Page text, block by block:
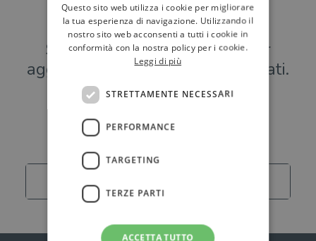
Hai una libreria?
Scrivici a
per
aggiungere o modificare i tuoi dati.
Librerie
Questo sito web utilizza i cookie per migliorare
la tua esperienza di navigazione. Utilizzando il
nostro sito web acconsenti a tutti i cookie in
conformità con la nostra policy per i cookie.
Leggi di più
STRETTAMENTE NECESSARI
PERFORMANCE
TARGETING
TERZE PARTI
ACCETTA TUTTO